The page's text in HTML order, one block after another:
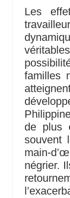
Les
familles
de plus
souvent
main-
négrier.